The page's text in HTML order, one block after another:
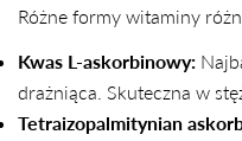
Różne formy witaminy
Kwas L-askorbinowy:
drażniąca. Skuteczna w
Tetraizopalmitynian